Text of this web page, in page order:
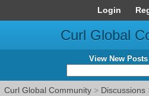
Login
Curl Global
View New Posts
Curl Global Community > Discussions